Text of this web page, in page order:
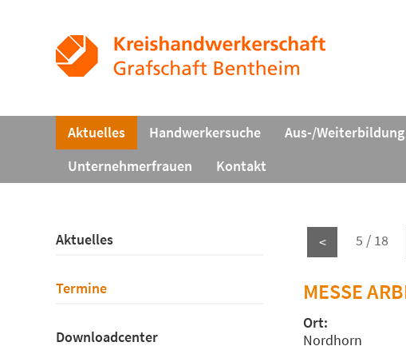
Aktuelles Handwerkersuche Aus-/Weiterbildung
Unternehmerfrauen
Kontakt
Aktuelles
Termine
Downloadcenter
< 5 / 18
MESSE
Ort:
Nordhorn